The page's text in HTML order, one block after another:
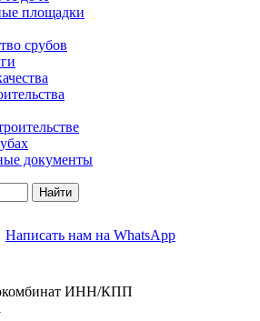
площадки
срубов
документы
Найти
Написать нам на WhatsApp
ИНН/КПП